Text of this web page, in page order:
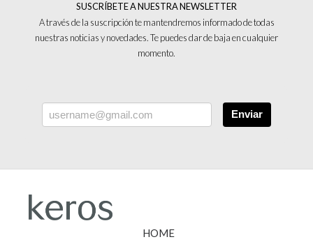
SUSCRÍBETE A NUESTRA NEWSLETTER
A través de la suscripción te mantendremos informado de todas
nuestras noticias y novedades. Te puedes dar de baja en cualquier
momento.
Enviar
HOME